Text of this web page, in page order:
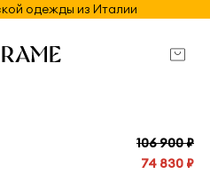
одежды из Италии
106 900 ₽
74 830 ₽